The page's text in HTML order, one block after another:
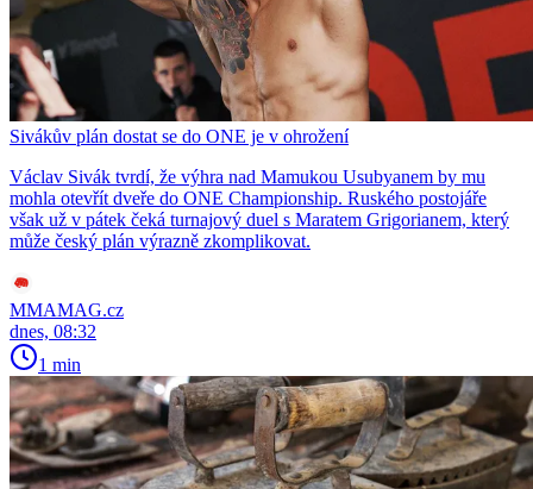
Sivákův plán dostat se do ONE je v ohrožení
Václav Sivák tvrdí, že výhra nad Mamukou Usubyanem by mu
mohla otevřít dveře do ONE Championship. Ruského postojáře
však už v pátek čeká turnajový duel s Maratem Grigorianem, který
může český plán výrazně zkomplikovat.
MMAMAG.cz
dnes, 08:32
1 min